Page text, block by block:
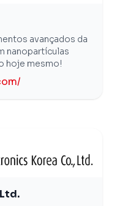
avançados da
nanopartículas
hoje mesmo!